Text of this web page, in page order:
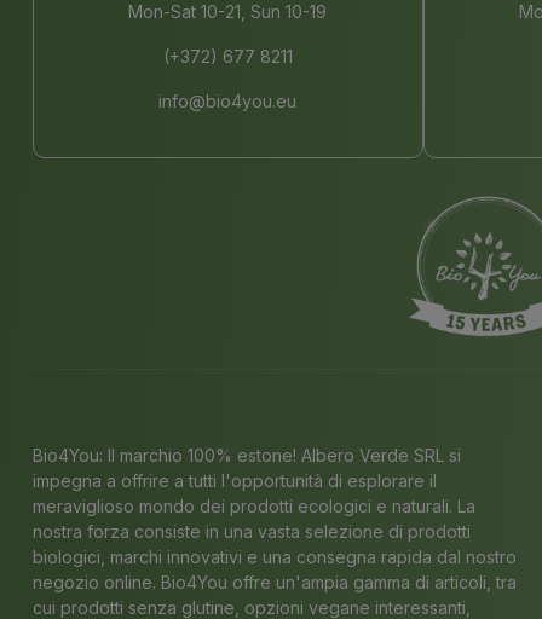
Mon-Sat 10-21, Sun 10-19
(+372) 677 8211
info@bio4you.eu
Bio4You: Il marchio 100% estone! Albero Verde SRL si
impegna a offrire a tutti l'opportunità di esplorare il
meraviglioso mondo dei prodotti ecologici e naturali. La
nostra forza consiste in una vasta selezione di prodotti
biologici, marchi innovativi e una consegna rapida dal nostro
negozio online. Bio4You offre un'ampia gamma di articoli, tra
cui prodotti senza glutine, opzioni vegane interessanti,